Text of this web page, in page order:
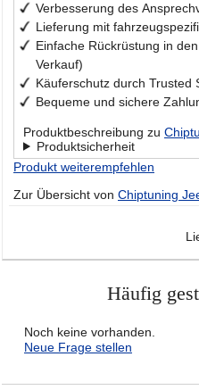
Verbesserung des
Lieferung mit
Einfache Rückrüstung in
Verkauf)
Käuferschutz durch Trusted
Bequeme und sichere
Produktbeschreibung zu
Produktsicherheit
Produkt weiterempfehlen
Zur Übersicht von Chiptuning
Häufig
Noch keine vorhanden.
Neue Frage stellen